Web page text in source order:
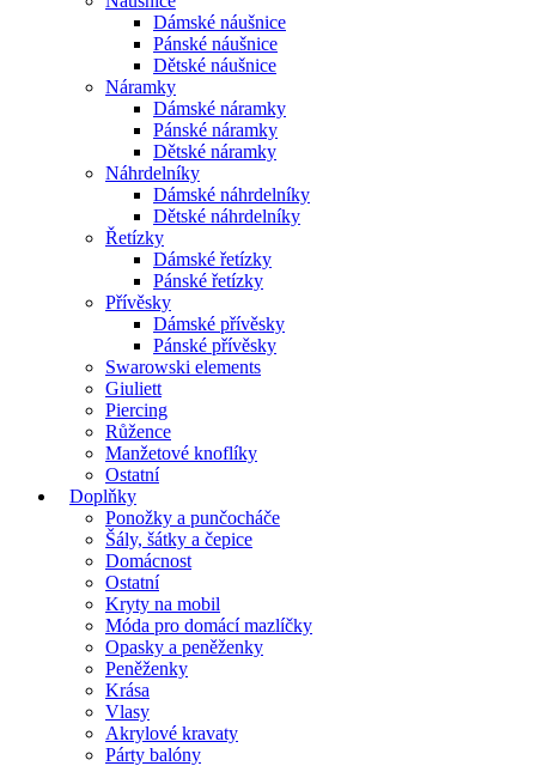
Dámské náušnice
Pánské náušnice
Dětské náušnice
Náramky
Dámské náramky
Pánské náramky
Dětské náramky
Náhrdelníky
Dámské náhrdelníky
Dětské náhrdelníky
Řetízky
Dámské řetízky
Pánské řetízky
Přívěsky
Dámské přívěsky
Pánské přívěsky
Swarowski elements
Giuliett
Piercing
Růžence
Manžetové knoflíky
Ostatní
Doplňky
Ponožky a punčocháče
Šály, šátky a čepice
Domácnost
Ostatní
Kryty na mobil
Móda pro domácí mazlíčky
Opasky a peněženky
Peněženky
Krása
Vlasy
Akrylové kravaty
Párty balóny